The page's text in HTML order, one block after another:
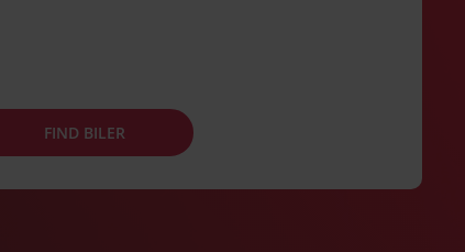
FIND BILER